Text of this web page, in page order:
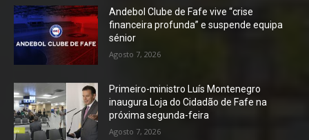
Andebol Clube de Fafe vive “crise
financeira profunda” e suspende equipa
sénior
Agosto 7, 2026
Primeiro-ministro Luís Montenegro
inaugura Loja do Cidadão de Fafe na
próxima segunda-feira
Agosto 7, 2026